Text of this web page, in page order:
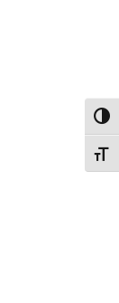
הפעל/כבה ניגודיות גבוהה
מתג גודל גופן